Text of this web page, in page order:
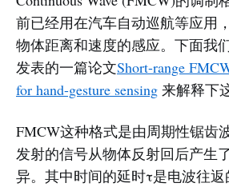
前已经用在汽车自动巡航等应用
物体距离和速度的感应。下面我
发表的一篇论文Short-range
for hand-gesture sensing 来解释下
FMCW这种格式是由周期性锯齿
发射的信号从物体反射回后产生
异。其中时间的延时τ是电波往